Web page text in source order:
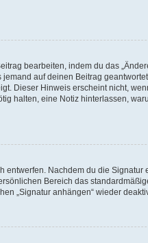
bearbeiten, indem du das
auf deinen Beitrag
Dieser Hinweis erscheint nicht,
halten, eine Notiz hinterlassen,
Nachdem du die Signatur
Bereich das
„Signatur anhängen“ wieder